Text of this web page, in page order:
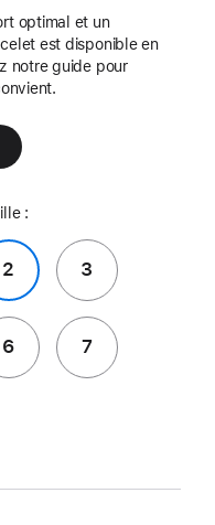
optimal et un
est disponible en
notre guide pour
:
2 3
6 7